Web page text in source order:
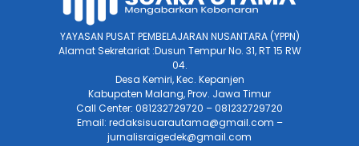
YAYASAN PUSAT PEMBELAJARAN NUSANTARA (YPPN)
Alamat Sekretariat :Dusun Tempur No. 31, RT 15 RW
04.
Desa Kemiri, Kec. Kepanjen
Kabupaten Malang, Prov. Jawa Timur
Call Center: 081232729720 – 081232729720
Email: redaksisuarautama@gmail.com –
jurnalisraigedek@gmail.com